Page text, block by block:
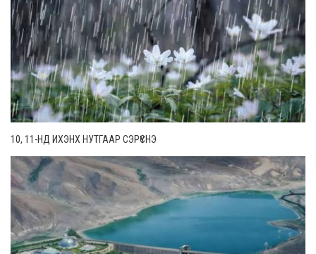
10, 11-НД ИХЭНХ НУТГААР СЭРҮҮСНЭ